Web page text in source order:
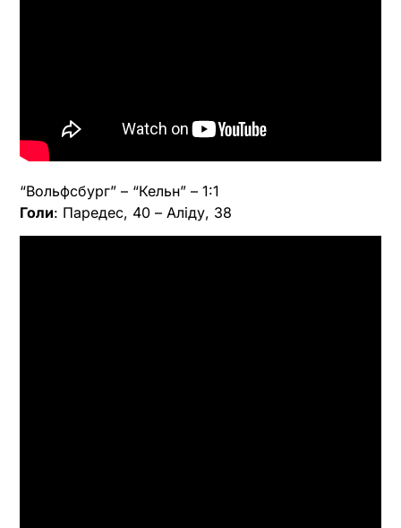
“Вольфсбург” – “Кельн” – 1:1
Голи: Паредес, 40 – Аліду, 38